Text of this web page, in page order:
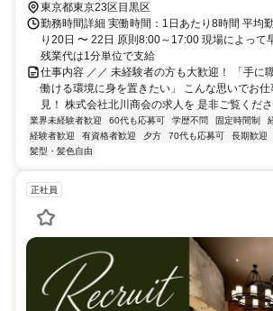
東京都東京23区目黒区
勤務時間詳細 実働時間：1日あたり8時間 平均
り20日 〜 22日 原則8:00～17:00 現場によって
残業代は1分単位で支給
仕事内容 ／／ 未経験者の方も大歓迎！ 「手に
働ける環境に身を置きたい」 こんな思いでお
見！ 株式会社北川商会の求人を 是非ご覧くだ
業界未経験者歓迎 60代も応募可 学歴不問 固定時間制
経験者歓迎
有資格者歓迎 夕方 70代も応募可 長期歓迎
髪型・髪色自由
正社員